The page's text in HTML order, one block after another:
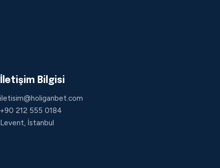
İletişim Bilgisi
iletisim@holiganbet.com
+90 212 555 0184
Levent, İstanbul